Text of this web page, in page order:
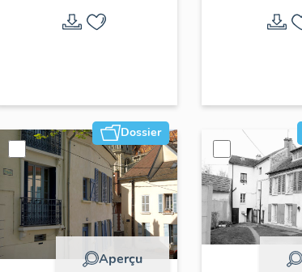
Dossier
Aperçu